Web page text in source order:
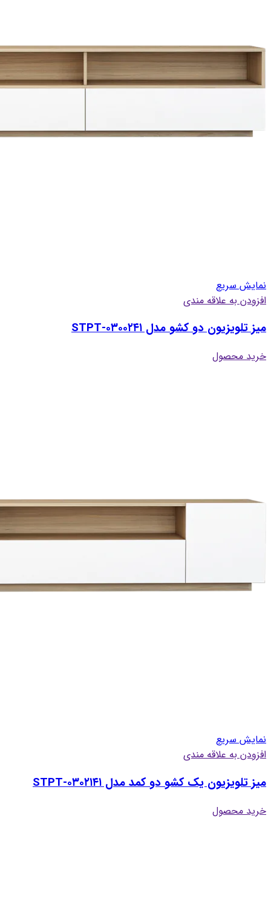
نمایش سریع
افزودن به علاقه مندی
میز تلویزیون دو کشو مدل STPT-۰۳۰۰۲۴۱
خرید محصول
نمایش سریع
افزودن به علاقه مندی
میز تلویزیون یک کشو دو کمد مدل STPT-۰۳۰۲۱۴۱
خرید محصول